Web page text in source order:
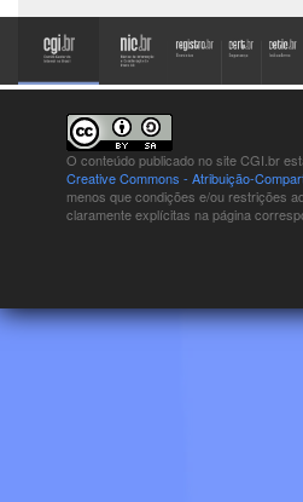
O conteúdo publicado no site CGI.br
Creative Commons - Atribuição-
menos que condições e/ou restrições
claramente explícitas na página